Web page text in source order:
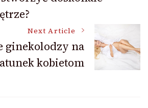
Next Article
ginekolodzy na
kobietom